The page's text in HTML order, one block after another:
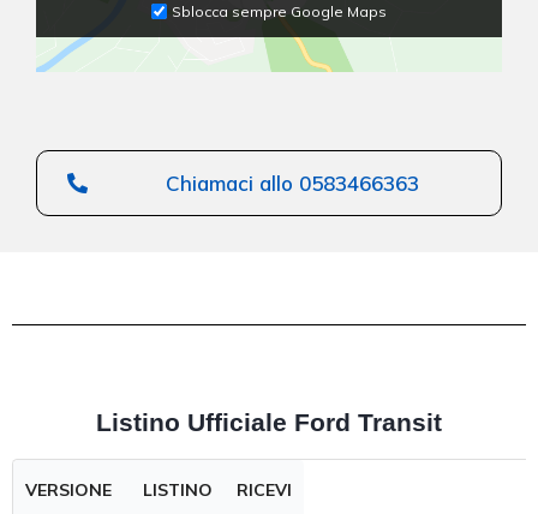
Sblocca sempre Google Maps
Chiamaci allo 0583466363
Listino Ufficiale Ford Transit
VERSIONE LISTINO RICEVI